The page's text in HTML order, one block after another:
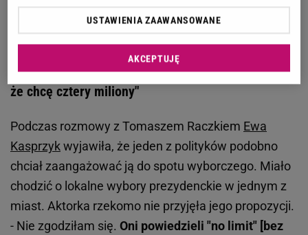
Zobacz wideoPavlović mogła liczyć na Tyszkiewicz.
Dostała od niej wyjątkowy prezent
Ewa Kasprzyk o spocie wyborczym. "Powiedziałam,
że chcę cztery miliony"
Podczas rozmowy z Tomaszem Raczkiem Ewa
Kasprzykwyjawiła, że jeden z polityków podobno
chciał zaangażować ją do spotu wyborczego. Miało
chodzić o lokalne wybory prezydenckie w jednym z
miast. Aktorka rzekomo nie przyjęła jego propozycji.
- Nie zgodziłam się. Oni powiedzieli "no limit" [bez
USTAWIENIA ZAAWANSOWANE
AKCEPTUJĘ